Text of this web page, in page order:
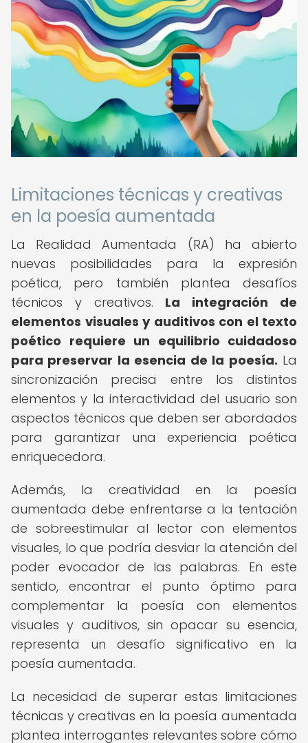
Limitaciones técnicas y creativas
en la poesía aumentada
La Realidad Aumentada (RA) ha abierto
nuevas posibilidades para la expresión
poética, pero también plantea desafíos
técnicos y creativos. La integración de
elementos visuales y auditivos con el texto
poético requiere un equilibrio cuidadoso
para preservar la esencia de la poesía. La
sincronización precisa entre los distintos
elementos y la interactividad del usuario son
aspectos técnicos que deben ser abordados
para garantizar una experiencia poética
enriquecedora.
Además, la creatividad en la poesía
aumentada debe enfrentarse a la tentación
de sobreestimular al lector con elementos
visuales, lo que podría desviar la atención del
poder evocador de las palabras. En este
sentido, encontrar el punto óptimo para
complementar la poesía con elementos
visuales y auditivos, sin opacar su esencia,
representa un desafío significativo en la
poesía aumentada.
La necesidad de superar estas limitaciones
técnicas y creativas en la poesía aumentada
plantea interrogantes relevantes sobre cómo